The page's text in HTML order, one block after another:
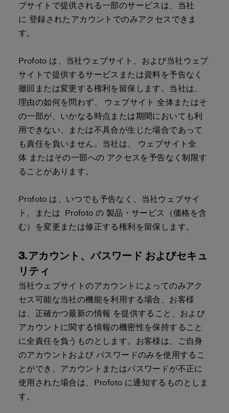
ブサイトで提供される一部のサービスは、当社
に 登録されたアカウントでのみアクセスできま
す。
Profoto は、当社ウェブサイト、および当社ウェブ
サイトで提供するサービスまたは資料を予告なく
撤回または変更する権利を留保します。当社は、
理由の如何を問わず、 ウェブサイト 全体またはそ
の一部が、いかなる時点または期間においても利
用できない、または不具合が生じた場合であって
も責任を負いません。当社は、 ウェブサイト全
体 またはその一部への アクセスを予告なく制限す
ることがあります。
Profoto は、いつでも予告なく、当社ウェブサイ
ト、または Profoto の 製品・サービス（価格を含
む）を変更または修正する権利を留保します。
3.アカウント、パスワード およびセキュ
リティ
当社ウェブサイトのアカウントによってのみアク
セス可能な当社の機能を利用する場合、お客様
は、正確かつ最新の情報 を提供すること、および
アカウントに関する情報の機密性を保持すること
に全責任を負うものとします。お客様は、ご自身
のアカウントおよび パスワードのみを使用するこ
とができ、アカウントまたはパスワードが不正に
使用された場合は、Profoto に通知するものとしま
す。